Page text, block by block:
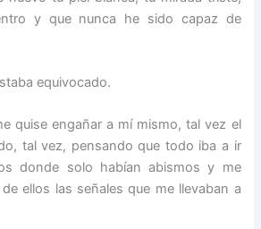
y que nunca he sido capaz de
equivocado.
quise engañar a mí mismo, tal vez el
tal vez, pensando que todo iba a ir
donde solo habían abismos y me
ellos las señales que me llevaban a